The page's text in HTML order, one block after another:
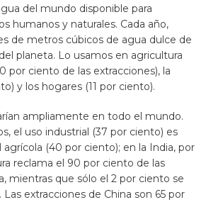
del mundo disponible para
humanos y naturales. Cada año,
de metros cúbicos de agua dulce de
planeta. Lo usamos en agricultura
por ciento de las extracciones), la
y los hogares (11 por ciento).
ampliamente en todo el mundo.
el uso industrial (37 por ciento) es
(40 por ciento); en la India, por
reclama el 90 por ciento de las
mientras que sólo el 2 por ciento se
Las extracciones de China son 65 por